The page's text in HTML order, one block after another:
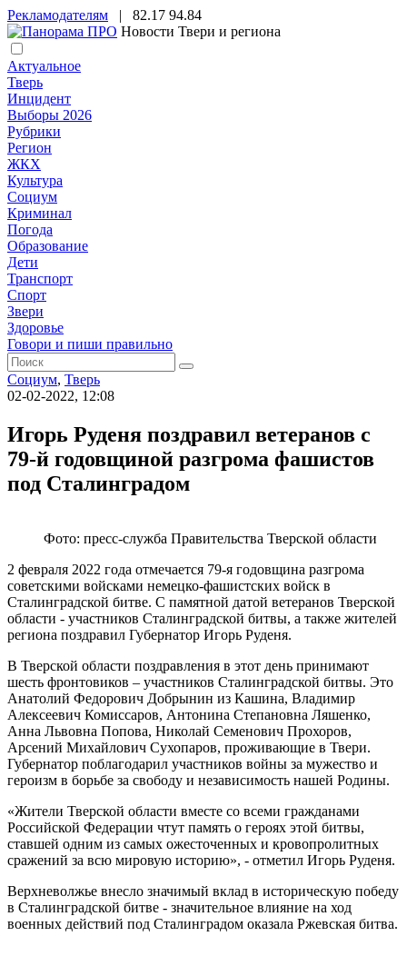
Рекламодателям | 82.17 94.84
Новости Твери и региона
Актуальное
Тверь
Инцидент
Выборы 2026
Рубрики
Регион
ЖКХ
Культура
Социум
Криминал
Погода
Образование
Дети
Транспорт
Спорт
Звери
Здоровье
Говори и пиши правильно
Социум, Тверь
02-02-2022, 12:08
Игорь Руденя поздравил ветеранов с
79-й годовщиной разгрома фашистов
под Сталинградом
Фото: пресс-служба Правительства Тверской области
2 февраля 2022 года отмечается 79-я годовщина разгрома
советскими войсками немецко-фашистских войск в
Сталинградской битве. С памятной датой ветеранов Тверской
области - участников Сталинградской битвы, а также жителей
региона поздравил Губернатор Игорь Руденя.
В Тверской области поздравления в этот день принимают
шесть фронтовиков – участников Сталинградской битвы. Это
Анатолий Федорович Добрынин из Кашина, Владимир
Алексеевич Комиссаров, Антонина Степановна Ляшенко,
Анна Львовна Попова, Николай Семенович Прохоров,
Арсений Михайлович Сухопаров, проживающие в Твери.
Губернатор поблагодарил участников войны за мужество и
героизм в борьбе за свободу и независимость нашей Родины.
«Жители Тверской области вместе со всеми гражданами
Российской Федерации чтут память о героях этой битвы,
ставшей одним из самых ожесточенных и кровопролитных
сражений за всю мировую историю», - отметил Игорь Руденя.
Верхневолжье внесло значимый вклад в историческую победу
в Сталинградской битве - значительное влияние на ход
военных действий под Сталинградом оказала Ржевская битва.